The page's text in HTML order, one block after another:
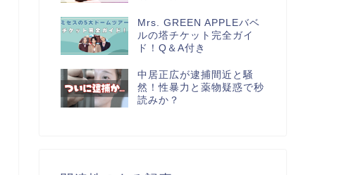
Mrs. GREEN APPLEバベ
ルの塔チケット完全ガイ
ド！Q＆A付き
中居正広が逮捕間近と騒
然！性暴力と薬物疑惑で秒
読みか？